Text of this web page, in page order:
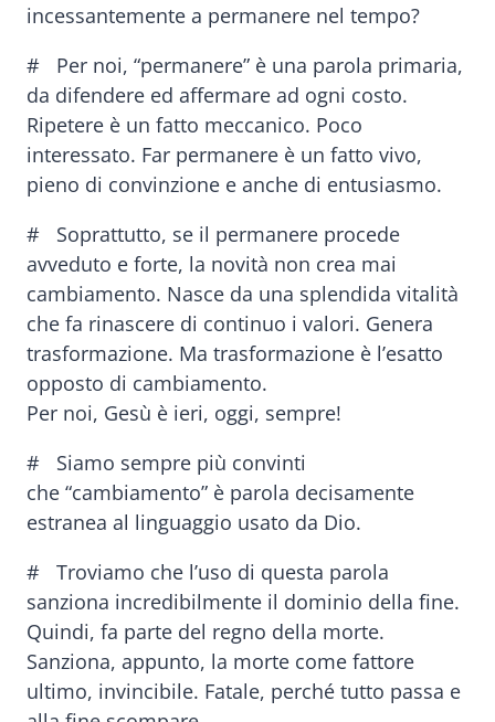
incessantemente a permanere nel tempo?
# Per noi, “permanere” è una parola primaria,
da difendere ed affermare ad ogni costo.
Ripetere è un fatto meccanico. Poco
interessato. Far permanere è un fatto vivo,
pieno di convinzione e anche di entusiasmo.
# Soprattutto, se il permanere procede
avveduto e forte, la novità non crea mai
cambiamento. Nasce da una splendida vitalità
che fa rinascere di continuo i valori. Genera
trasformazione. Ma trasformazione è l’esatto
opposto di cambiamento.
Per noi, Gesù è ieri, oggi, sempre!
# Siamo sempre più convinti
che “cambiamento” è parola decisamente
estranea al linguaggio usato da Dio.
# Troviamo che l’uso di questa parola
sanziona incredibilmente il dominio della fine.
Quindi, fa parte del regno della morte.
Sanziona, appunto, la morte come fattore
ultimo, invincibile. Fatale, perché tutto passa e